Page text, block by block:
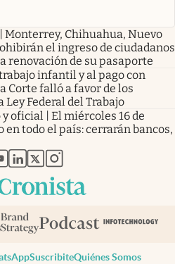
Monterrey, Chihuahua, Nuevo
el ingreso de ciudadanos
renovación de su pasaporte
infantil y al pago con
Corte falló a favor de los
Federal del Trabajo
oficial | El miércoles 16 de
todo el país: cerrarán bancos,
en nueva pestaña
abre en nueva pestaña
abre en nueva pestaña
abre en nueva pestaña
abre en nueva pestaña
SuscribiteQuiénes Somos